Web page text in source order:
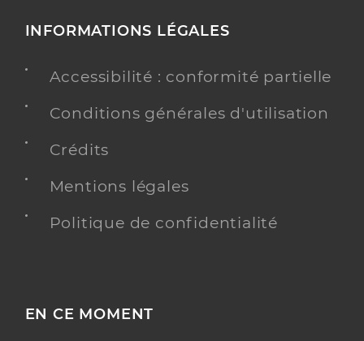
INFORMATIONS LÉGALES
Accessibilité : conformité partielle
Conditions générales d'utilisation
Crédits
Mentions légales
Politique de confidentialité
EN CE MOMENT